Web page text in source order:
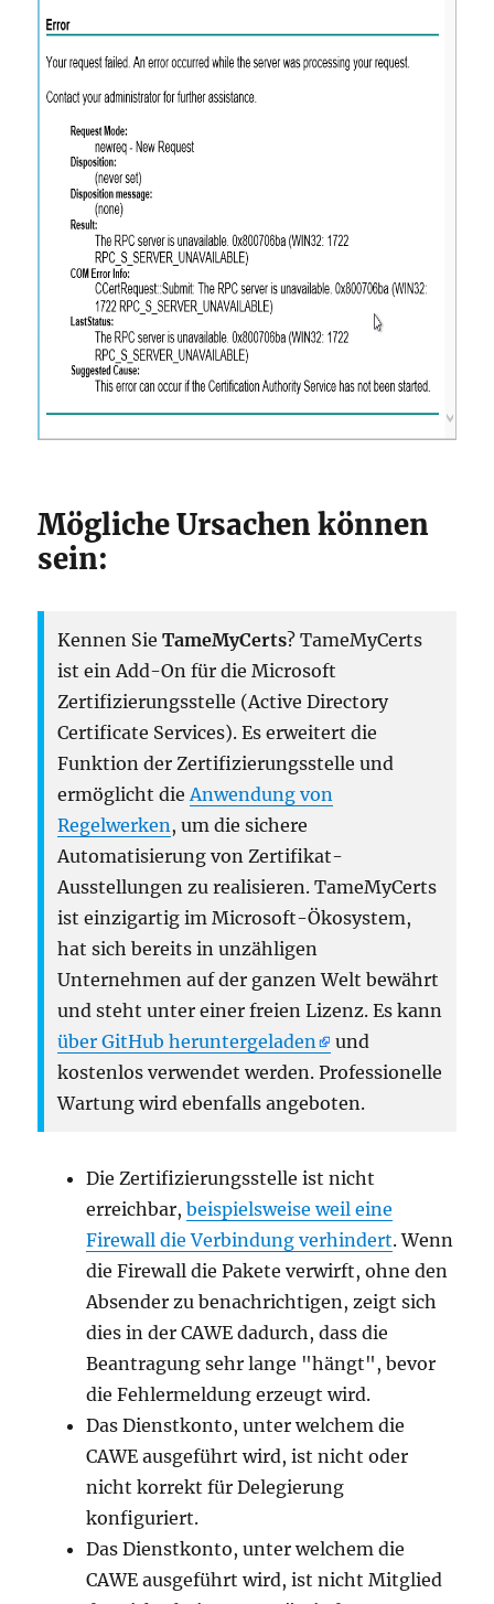
Mögliche Ursachen können
sein:
Kennen SieTameMyCerts? TameMyCerts
ist ein Add-On für die Microsoft
Zertifizierungsstelle (Active Directory
Certificate Services). Es erweitert die
Funktion der Zertifizierungsstelle und
ermöglicht dieAnwendung von
Regelwerken, um die sichere
Automatisierung von Zertifikat-
Ausstellungen zu realisieren. TameMyCerts
ist einzigartig im Microsoft-Ökosystem,
hat sich bereits in unzähligen
Unternehmen auf der ganzen Welt bewährt
und steht unter einer freien Lizenz. Es kann
über GitHub heruntergeladen
und
kostenlos verwendet werden. Professionelle
Wartung wird ebenfalls angeboten.
Die Zertifizierungsstelle ist nicht
erreichbar,beispielsweise weil eine
Firewall die Verbindung verhindert. Wenn
die Firewall die Pakete verwirft, ohne den
Absender zu benachrichtigen, zeigt sich
dies in der CAWE dadurch, dass die
Beantragung sehr lange "hängt", bevor
die Fehlermeldung erzeugt wird.
Das Dienstkonto, unter welchem die
CAWE ausgeführt wird, ist nicht oder
nicht korrekt für Delegierung
konfiguriert.
Das Dienstkonto, unter welchem die
CAWE ausgeführt wird, ist nicht Mitglied